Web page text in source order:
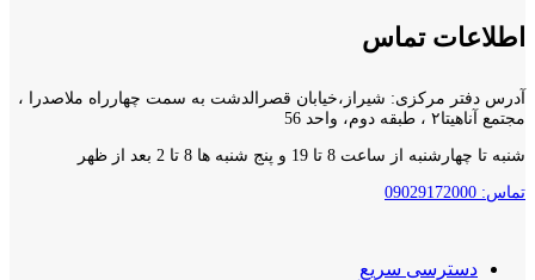
اطلاعات تماس
آدرس دفتر مرکزی: شیراز،خیابان قصرالدشت به سمت چهارراه ملاصدرا ،
مجتمع آناهیتا۲ ، طبقه دوم، واحد 56
شنبه تا چهارشنبه از ساعت 8 تا 19 و پنج شنبه ها 8 تا 2 بعد از ظهر
تماس: 09029172000
دسترسی سریع